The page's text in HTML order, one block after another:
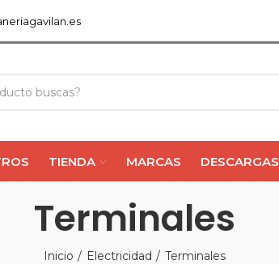
TIENDA MARCAS DESCARGAS
Terminales
Inicio Electricidad Terminales